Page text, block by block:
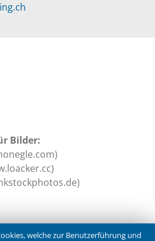
Bilder:
welche zur Benutzerführung und